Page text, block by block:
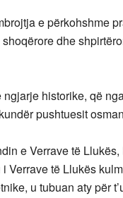
e përkohshme
dhe
historike, që
pushtuesit
e Verrave të
Verrave të Llukës
u tubuan aty për